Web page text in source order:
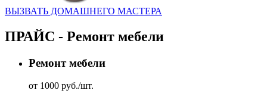
ВЫЗВАТЬ ДОМАШНЕГО МАСТЕРА
ПРАЙС - Ремонт мебели
Ремонт мебели
от 1000 руб./шт.